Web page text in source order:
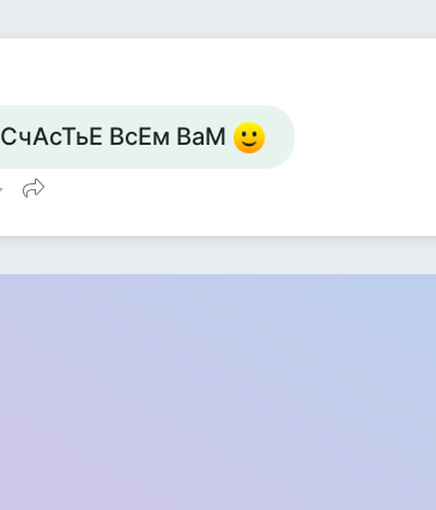
СчАсТьЕ ВсЕм ВаМ